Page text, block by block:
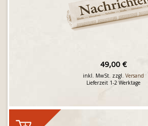
49,00 €
inkl. MwSt. zzgl. Versand
Lieferzeit 1-2 Werktage